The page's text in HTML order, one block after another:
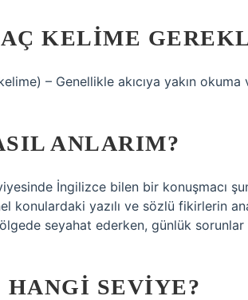
KELIME
– Genellikle akıcıya yakın
ANLARIM?
İngilizce bilen bir konuşmacı
konulardaki yazılı ve sözlü fikirlerin
seyahat ederken, günlük sorunlar
SEVIYE?